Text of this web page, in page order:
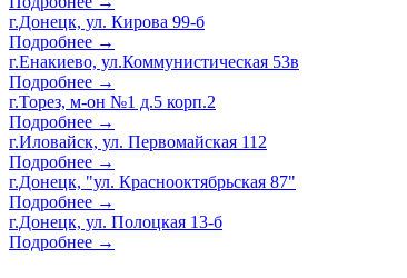
г.Донецк, ул. Кирова 99-б
Подробнее →
г.Енакиево, ул.Коммунистическая 53в
Подробнее →
г.Торез, м-он №1 д.5 корп.2
Подробнее →
г.Иловайск, ул. Первомайская 112
Подробнее →
г.Донецк, "ул. Краснооктябрьская 87"
Подробнее →
г.Донецк, ул. Полоцкая 13-б
Подробнее →